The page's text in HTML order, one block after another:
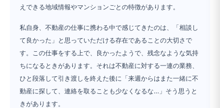
えできる地域情報やマンションごとの特徴があります。
私自身、不動産の仕事に携わる中で感じてきたのは、「相談し
て良かった」と思っていただける存在であることの大切さで
す。この仕事をする上で、良かったようで、残念なような気持
ちになるときがあります。それは不動産に対する一連の業務、
ひと段落して引き渡しを終えた後に「来週からはまた一緒に不
動産に探して、連絡を取ることも少なくなるな…」そう思うと
きがあります。